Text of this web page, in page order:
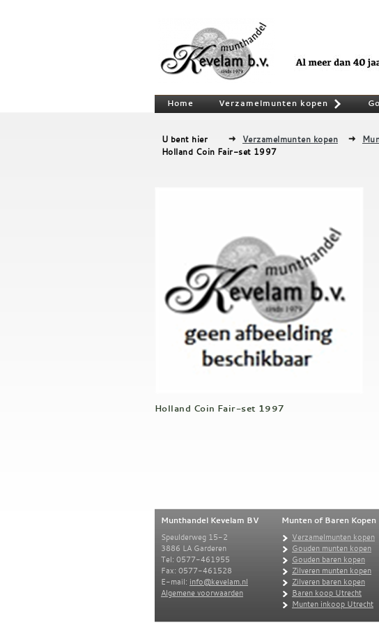
Home Verzamelmunten kopen
U bent hier Verzamelmunten kopen
Holland Coin Fair-set 1997
Holland Coin Fair-set 1997
Munthandel Kevelam BV
Speulderweg 15-2
3886 LA Garderen
Tel: 0577-461955
Fax: 0577-461528
E-mail: info@kevelam.nl
Algemene voorwaarden
Munten of Baren Kopen
Verzamelmunten kopen
Gouden munten kopen
Gouden baren kopen
Zilveren munten kopen
Zilveren baren kopen
Baren koop Utrecht
Munten inkoop Utrecht